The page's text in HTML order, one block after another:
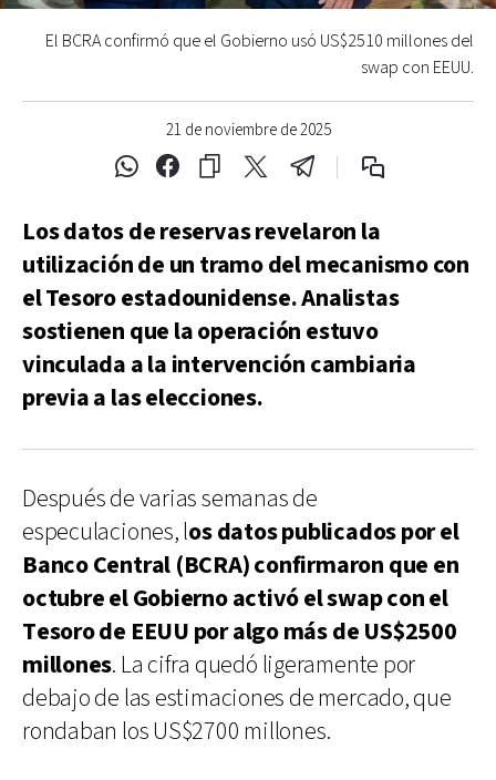
21 de noviembre de 2025
El BCRA confirmó que el Gobierno usó US$2510 millones del
swap con EEUU.
Los datos de reservas revelaron la
utilización de un tramo del mecanismo con
el Tesoro estadounidense. Analistas
sostienen que la operación estuvo
vinculada a la intervención cambiaria
previa a las elecciones.
Después de varias semanas de
especulaciones, los datos publicados por el
Banco Central (BCRA) confirmaron que en
octubre el Gobierno activó el swap con el
Tesoro de EEUU por algo más de US$2500
millones. La cifra quedó ligeramente por
debajo de las estimaciones de mercado, que
rondaban los US$2700 millones.